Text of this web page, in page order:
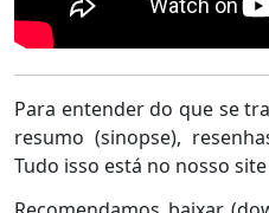
Para entender do que se
resumo (sinopse),
Tudo isso está no nosso